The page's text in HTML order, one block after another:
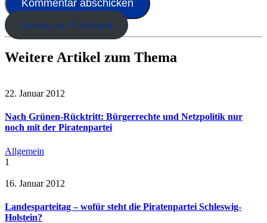
Zurück zur Übersicht
Weitere Artikel zum Thema
22. Januar 2012
Nach Grünen-Rücktritt: Bürgerrechte und Netzpolitik nur
noch mit der Piratenpartei
Allgemein
1
16. Januar 2012
Landesparteitag – wofür steht die Piratenpartei Schleswig-
Holstein?